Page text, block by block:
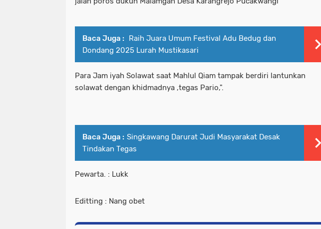
Baca Juga : Raih Juara Umum Festival Adu Bedug dan
Dondang 2025 Lurah Mustikasari
Para Jam iyah Solawat saat Mahlul Qiam tampak berdiri lantunkan
solawat dengan khidmadnya ,tegas Pario,".
Baca Juga : Singkawang Darurat Judi Masyarakat Desak
Tindakan Tegas
Pewarta. : Lukk
Editting : Nang obet